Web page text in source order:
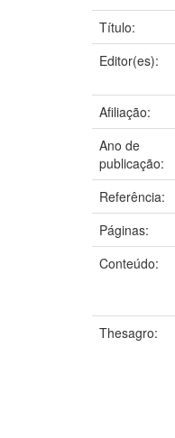
Título:
Editor(es):
Afiliação:
Ano de
publicação:
Referência:
Páginas:
Conteúdo:
Thesagro: